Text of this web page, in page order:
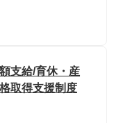
支給/育休・産
取得支援制度